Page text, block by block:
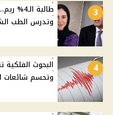
3
طالبة
وتدرس الطب
4
البحوث
وتحسم شائعات